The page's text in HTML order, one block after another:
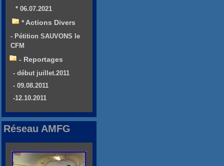
* 06.07.2021
* Actions Divers
- Pétition SAUVONS le
CFM
- Reportages
- début juillet.2011
- 09.08.2011
-12.10.2011
Réseau AMFG